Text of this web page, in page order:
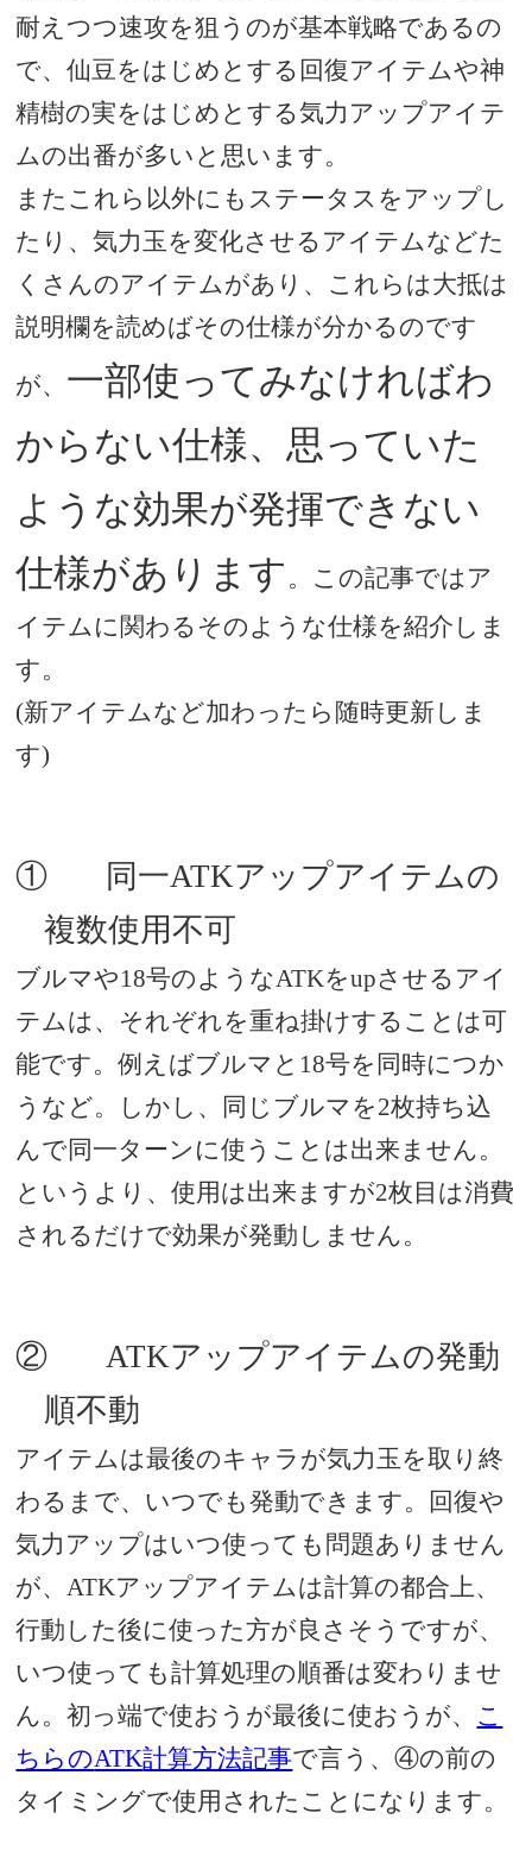
耐えつつ速攻を狙うのが基本戦略であるの
で、仙豆をはじめとする回復アイテムや神
精樹の実をはじめとする気力アップアイテ
ムの出番が多いと思います。
またこれら以外にもステータスをアップし
たり、気力玉を変化させるアイテムなどた
くさんのアイテムがあり、これらは大抵は
説明欄を読めばその仕様が分かるのです
が、 一部使ってみなければわ
からない仕様、思っていた
ような効果が発揮できない
仕様があります 。この記事ではア
イテムに関わるそのような仕様を紹介しま
す。
(新アイテムなど加わったら随時更新しま
す)
① 同一ATKアップアイテムの
複数使用不可
ブルマや18号のようなATKをupさせるアイ
テムは、それぞれを重ね掛けすることは可
能です。例えばブルマと 18号を同時につか
うなど。しかし、同じブルマを2枚持ち込
んで同一ターンに使うことは出来ません。
というより、使用は出来ますが2枚目は消費
されるだけで効果が発動しません。
② ATKアップアイテムの発動
順不動
アイテムは最後のキャラが気力玉を取り終
わるまで、いつでも発動できます。回復や
気力アップはいつ使っても問題ありません
が、 ATKアップアイテムは計算の都合上、
行動した後に使った方が良さそうですが、
いつ使っても計算処理の順番は変わりませ
ん。初っ端で使おうが最後に使おうが、 こ
ちらのATK計算方法記事で言う、④の前の
タイミングで使用されたことになります。